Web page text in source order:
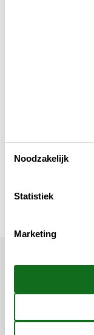
Toilet en
Weergave
Ligging &
Noodzakelijk
Statistiek
Marketing